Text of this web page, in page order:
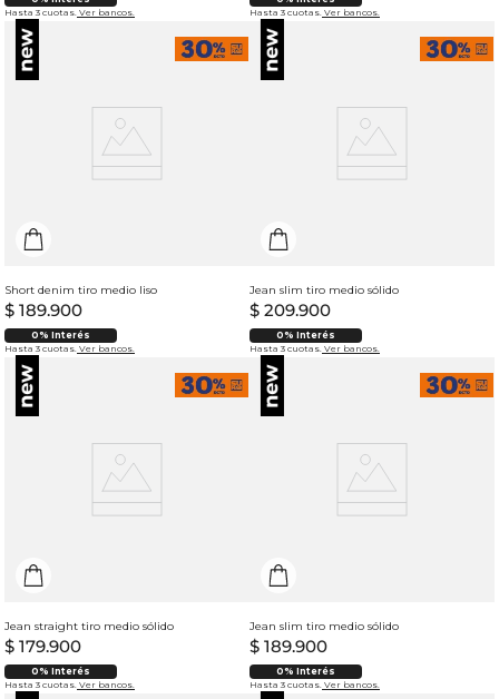
Hasta 3 cuotas. Ver bancos.
Hasta 3 cuotas. Ver bancos.
Short denim tiro medio liso
$ 189.900
0% Interés
Hasta 3 cuotas. Ver bancos.
Jean slim tiro medio sólido
$ 209.900
0% Interés
Hasta 3 cuotas. Ver bancos.
Jean straight tiro medio sólido
$ 179.900
0% Interés
Hasta 3 cuotas. Ver bancos.
Jean slim tiro medio sólido
$ 189.900
0% Interés
Hasta 3 cuotas. Ver bancos.